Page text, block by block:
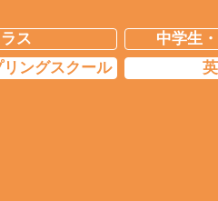
ス
中学生
ングスクール